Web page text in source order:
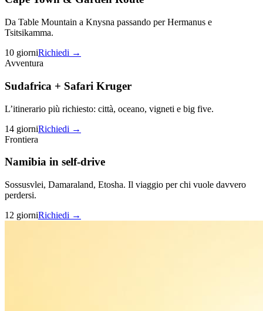
Da Table Mountain a Knysna passando per Hermanus e
Tsitsikamma.
10 giorniRichiedi →
Avventura
Sudafrica + Safari Kruger
L’itinerario più richiesto: città, oceano, vigneti e big five.
14 giorniRichiedi →
Frontiera
Namibia in self-drive
Sossusvlei, Damaraland, Etosha. Il viaggio per chi vuole davvero
perdersi.
12 giorniRichiedi →